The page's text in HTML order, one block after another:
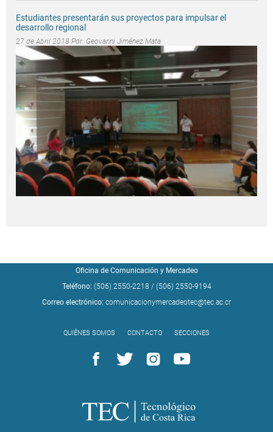
Estudiantes presentarán sus proyectos para impulsar el
desarrollo regional
27 de Abril 2018 Por: Geovanni Jiménez Mata
Oficina de Comunicación y Mercadeo
Teléfono: (506) 2550-2218 / (506) 2550-9194
Correo electrónico: comunicacionymercadeotec@tec.ac.cr
QUIÉNES SOMOS CONTACTO SECCIONES